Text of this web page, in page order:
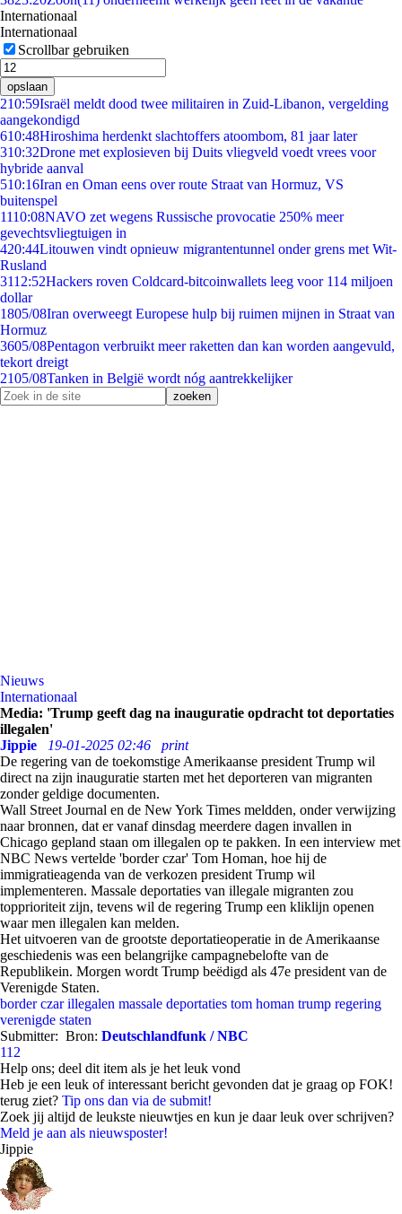
Internationaal
Internationaal
Scrollbar gebruiken
opslaan
210:59Israël meldt dood twee militairen in Zuid-Libanon, vergelding
aangekondigd
610:48Hiroshima herdenkt slachtoffers atoombom, 81 jaar later
310:32Drone met explosieven bij Duits vliegveld voedt vrees voor
hybride aanval
510:16Iran en Oman eens over route Straat van Hormuz, VS
buitenspel
1110:08NAVO zet wegens Russische provocatie 250% meer
gevechtsvliegtuigen in
420:44Litouwen vindt opnieuw migrantentunnel onder grens met Wit-
Rusland
3112:52Hackers roven Coldcard-bitcoinwallets leeg voor 114 miljoen
dollar
1805/08Iran overweegt Europese hulp bij ruimen mijnen in Straat van
Hormuz
3605/08Pentagon verbruikt meer raketten dan kan worden aangevuld,
tekort dreigt
2105/08Tanken in België wordt nóg aantrekkelijker
Nieuws
Internationaal
Media: 'Trump geeft dag na inauguratie opdracht tot deportaties
illegalen'
Jippie
19-01-2025 02:46
print
De regering van de toekomstige Amerikaanse president Trump wil
direct na zijn inauguratie starten met het deporteren van migranten
zonder geldige documenten.
Wall Street Journal en de New York Times meldden, onder verwijzing
naar bronnen, dat er vanaf dinsdag meerdere dagen invallen in
Chicago gepland staan om illegalen op te pakken. In een interview met
NBC News vertelde 'border czar' Tom Homan, hoe hij de
immigratieagenda van de verkozen president Trump wil
implementeren. Massale deportaties van illegale migranten zou
topprioriteit zijn, tevens wil de regering Trump een kliklijn openen
waar men illegalen kan melden.
Het uitvoeren van de grootste deportatieoperatie in de Amerikaanse
geschiedenis was een belangrijke campagnebelofte van de
Republikein. Morgen wordt Trump beëdigd als 47e president van de
Verenigde Staten.
border czar illegalen massale deportaties tom homan trump regering
verenigde staten
Submitter: Bron: Deutschlandfunk / NBC
112
Help ons; deel dit item als je het leuk vond
Heb je een leuk of interessant bericht gevonden dat je graag op FOK!
terug ziet? Tip ons dan via de submit!
Zoek jij altijd de leukste nieuwtjes en kun je daar leuk over schrijven?
Meld je aan als nieuwsposter!
Jippie